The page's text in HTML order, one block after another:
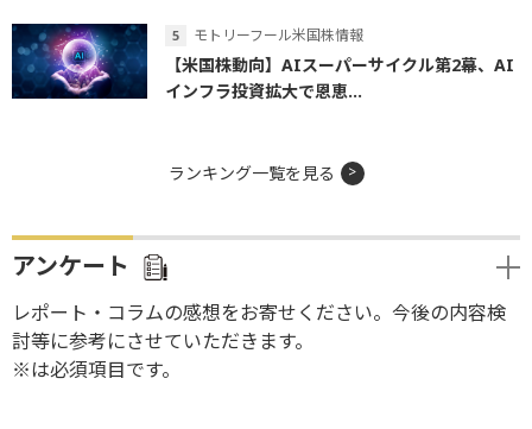
モトリーフール米国株情報
【米国株動向】AIスーパーサイクル第2幕、AI
インフラ投資拡大で恩恵...
ランキング一覧を見る
アンケート
レポート・コラムの感想をお寄せください。今後の内容検
討等に参考にさせていただきます。
※は必須項目です。